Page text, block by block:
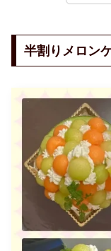
半割りメロン